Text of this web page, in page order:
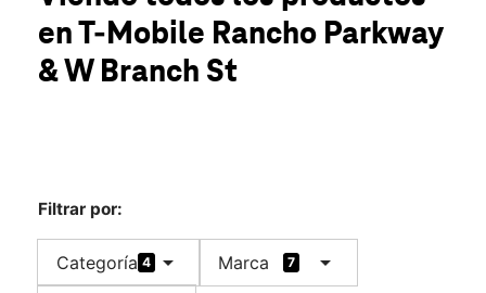
Mar.:10:00 a.m. a 8:00 p.m.
Mié.: 10:00 a.m. a 8:00 p.m.
920 Rancho Parkway Ste G-1 Arroyo Grande, CA 93420
en T-Mobile Rancho Parkway
& W Branch St
Filtrar por:
Categoría 4 arrow_drop_down Marca 7 arrow_drop_down